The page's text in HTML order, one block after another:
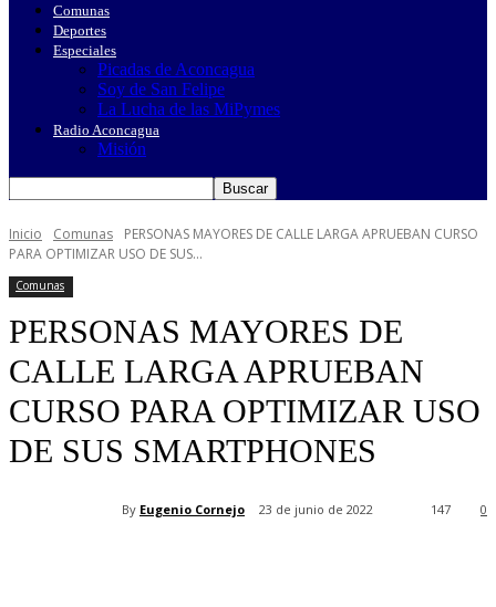
Comunas
Deportes
Especiales
Picadas de Aconcagua
Soy de San Felipe
La Lucha de las MiPymes
Radio Aconcagua
Misión
Inicio Comunas
PERSONAS MAYORES DE CALLE LARGA APRUEBAN CURSO
PARA OPTIMIZAR USO DE SUS...
Comunas
PERSONAS MAYORES DE
CALLE LARGA APRUEBAN
CURSO PARA OPTIMIZAR USO
DE SUS SMARTPHONES
By Eugenio Cornejo 23 de junio de 2022 0
147